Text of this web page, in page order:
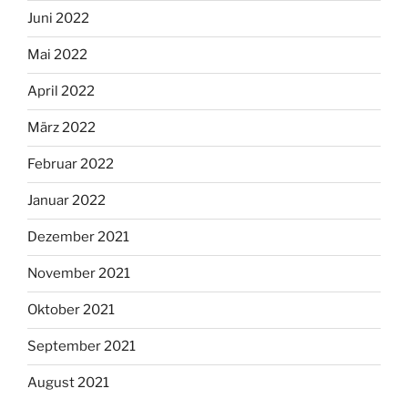
Juni 2022
Mai 2022
April 2022
März 2022
Februar 2022
Januar 2022
Dezember 2021
November 2021
Oktober 2021
September 2021
August 2021